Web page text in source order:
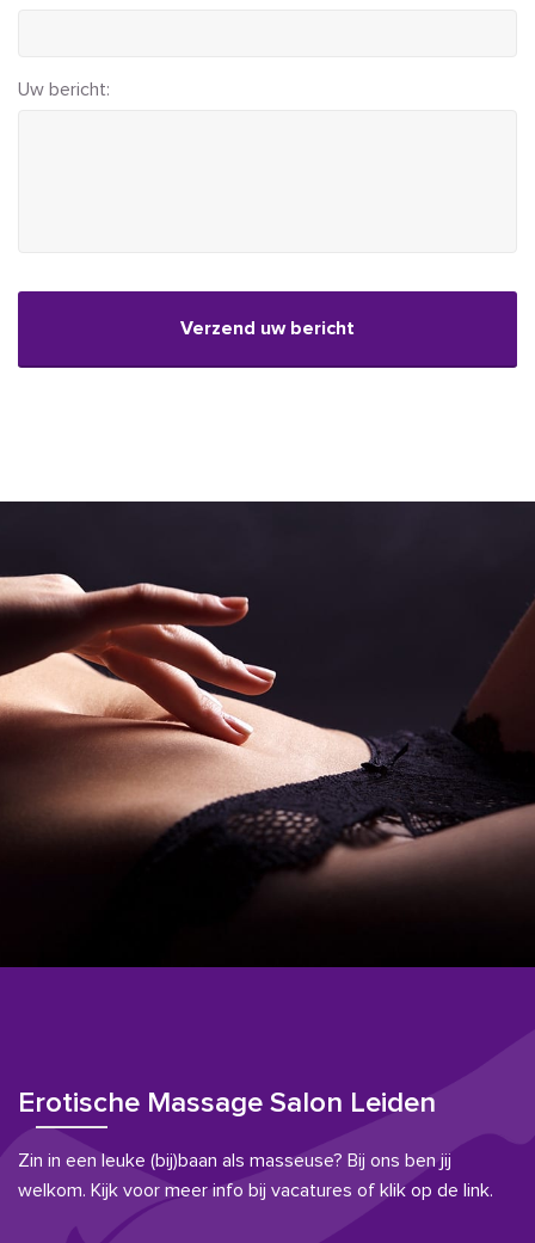
Uw bericht:
Erotische Massage Salon Leiden
Zin in een leuke (bij)baan als masseuse? Bij ons ben jij
welkom. Kijk voor meer info bij vacatures of klik op de link.